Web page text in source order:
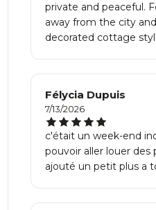
private and peaceful.
away from the city
decorated cottage
communication with
Félycia Dupuis
7/13/2026
c'était un week-end
pouvoir aller louer des
ajouté un petit plus a